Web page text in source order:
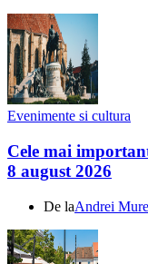
Evenimente si cultura
Cele mai
8 august 2026
De laAndrei